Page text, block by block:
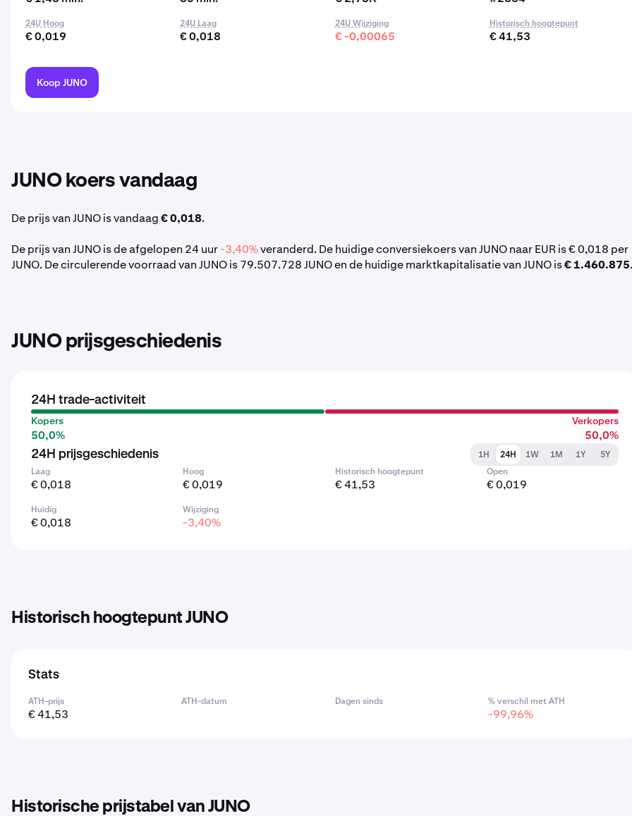
24U Hoog
€ 0,019
24U Laag
€ 0,018
24U Wijziging
€ -0,00065
Historisch hoogtepunt
€ 41,53
Koop JUNO
JUNO koers vandaag
De prijs van JUNO is vandaag€ 0,018.
De prijs van JUNO is de afgelopen 24 uur-3,40%veranderd. De huidige conversiekoers van JUNO naar EUR is € 0,018 per
JUNO. De circulerende voorraad van JUNO is 79.507.728 JUNO en de huidige marktkapitalisatie van JUNO is€ 1.460.875.
JUNO prijsgeschiedenis
24H trade-activiteit
Kopers
50,0%
Verkopers
50,0%
24H prijsgeschiedenis 1H 24H 1W 1M 1Y
5Y
Laag
€ 0,018
Hoog
€ 0,019
Historisch hoogtepunt
€ 41,53
Open
€ 0,019
Huidig
€ 0,018
Wijziging
-3,40%
Historisch hoogtepunt JUNO
Stats
ATH-prijs
€ 41,53
ATH-datum Dagen sinds % verschil met ATH
-99,96%
Historische prijstabel van JUNO